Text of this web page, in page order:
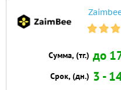
Сумма, (тг.) до
Срок, (дн.) 3 -